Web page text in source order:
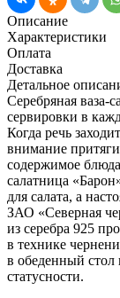
Описание
Характеристики
Оплата
Доставка
Детальное
Серебряная ваза-
сервировки в
Когда речь
внимание
содержимое
салатница
для салата, а
ЗАО «Северная
из серебра 925
в технике
в обеденный стол
статусности.